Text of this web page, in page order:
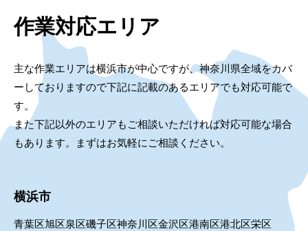
作業対応エリア
主な作業エリアは横浜市が中心ですが、神奈川県全域をカバ
ーしておりますので下記に記載のあるエリアでも対応可能で
す。
また下記以外のエリアもご相談いただければ対応可能な場合
もあります。まずはお気軽にご相談ください。
横浜市
青葉区旭区泉区磯子区神奈川区金沢区港南区港北区栄区